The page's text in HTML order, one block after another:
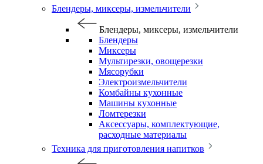
Блендеры, миксеры, измельчители
Блендеры, миксеры, измельчители
Блендеры
Миксеры
Мультирезки, овощерезки
Мясорубки
Электроизмельчители
Комбайны кухонные
Машины кухонные
Ломтерезки
Аксессуары, комплектующие,
расходные материалы
Техника для приготовления напитков